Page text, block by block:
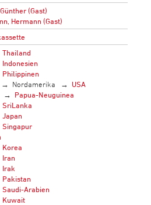
(Gast)
Hermann (Gast)
Thailand
Indonesien
Philippinen
Nordamerika
USA
Papua-Neuguinea
SriLanka
Japan
Singapur
Korea
Iran
Irak
Pakistan
Saudi-Arabien
Kuwait